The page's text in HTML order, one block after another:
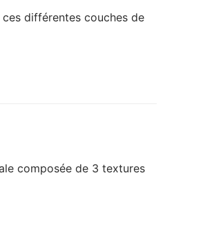
différentes couches de
composée de 3 textures